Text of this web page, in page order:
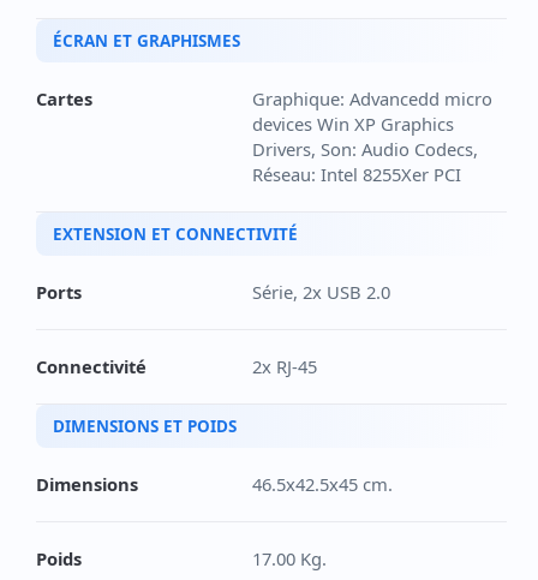
ÉCRAN ET GRAPHISMES
Cartes
Graphique: Advancedd micro
devices Win XP Graphics
Drivers, Son: Audio Codecs,
Réseau: Intel 8255Xer PCI
EXTENSION ET CONNECTIVITÉ
Ports Série, 2x USB 2.0
Connectivité 2x RJ-45
DIMENSIONS ET POIDS
Dimensions 46.5x42.5x45 cm.
Poids 17.00 Kg.